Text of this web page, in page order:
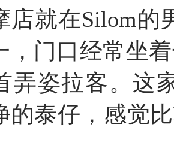
店就在Silom的
，门口经常坐
弄姿拉客。这
的泰仔，感觉